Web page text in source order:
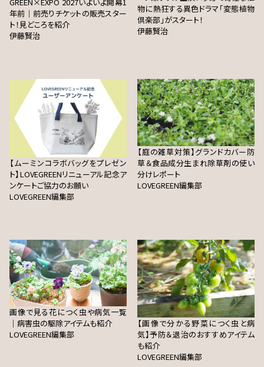
年前｜前売りチケットの販売スター
ト！見どころを紹介
伊藤賢治
物に熱狂する異色ドラマ「変態植物
倶楽部」がスタート！
伊藤賢治
【ムーミンコラボバッグをプレゼン
ト】LOVEGREENリニューアル記念ア
ンケートご協力のお願い
LOVEGREEN編集部
【庭の雑草対策】グランドカバー防
草＆食品成分生まれ除草剤の使い
分けレポート
LOVEGREEN編集部
画像で見る花につく虫や病気一覧
｜病害虫の駆除アイテムも紹介
LOVEGREEN編集部
【画像で分かる野菜につく虫と病
気】予防＆退治のおすすめアイテム
も紹介
LOVEGREEN編集部